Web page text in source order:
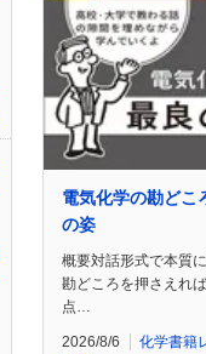
電気化学の勘どこ
の姿
概要対話形式で本質
勘どころを押さえれ
点…
2026/8/6 化学書籍